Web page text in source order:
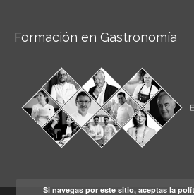
Formación en Gastronomía
Si navegas por este sitio, aceptas la